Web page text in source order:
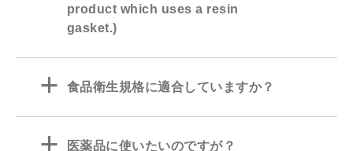
product which uses a resin
gasket.)
a 食品衛生規格に適合していますか？
a 医薬品に使いたいのですが？